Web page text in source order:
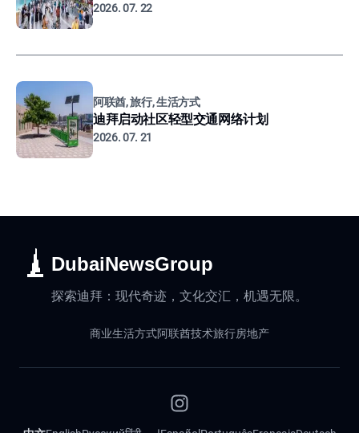
2026. 07. 22
阿联酋, 旅行, 生活方式
迪拜启动社区轻型交通网络计划
2026. 07. 21
DubaiNewsGroup
探索迪拜：现代奇迹，文化交汇，机遇无限。
商业生活方式阿联酋技术旅行房地产